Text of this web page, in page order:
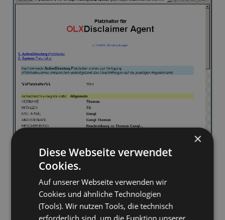
×
Diese Webseite verwendet
Cookies.
Auf unserer Webseite verwenden wir
Cookies und ähnliche Technologien
(Tools). Wir nutzen Tools, die technisch
erforderlich sind, um die Funktion unserer